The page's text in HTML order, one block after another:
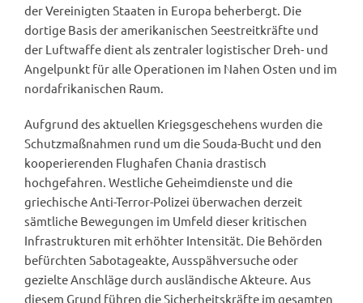
der Vereinigten Staaten in Europa beherbergt. Die
dortige Basis der amerikanischen Seestreitkräfte und
der Luftwaffe dient als zentraler logistischer Dreh- und
Angelpunkt für alle Operationen im Nahen Osten und im
nordafrikanischen Raum.
Aufgrund des aktuellen Kriegsgeschehens wurden die
Schutzmaßnahmen rund um die Souda-Bucht und den
kooperierenden Flughafen Chania drastisch
hochgefahren. Westliche Geheimdienste und die
griechische Anti-Terror-Polizei überwachen derzeit
sämtliche Bewegungen im Umfeld dieser kritischen
Infrastrukturen mit erhöhter Intensität. Die Behörden
befürchten Sabotageakte, Ausspähversuche oder
gezielte Anschläge durch ausländische Akteure. Aus
diesem Grund führen die Sicherheitskräfte im gesamten